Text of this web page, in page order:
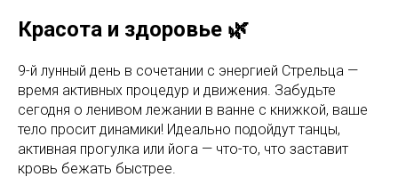
Красота и здоровье 🌿
9-й лунный день в сочетании с энергией Стрельца —
время активных процедур и движения. Забудьте
сегодня о ленивом лежании в ванне с книжкой, ваше
тело просит динамики! Идеально подойдут танцы,
активная прогулка или йога — что-то, что заставит
кровь бежать быстрее.